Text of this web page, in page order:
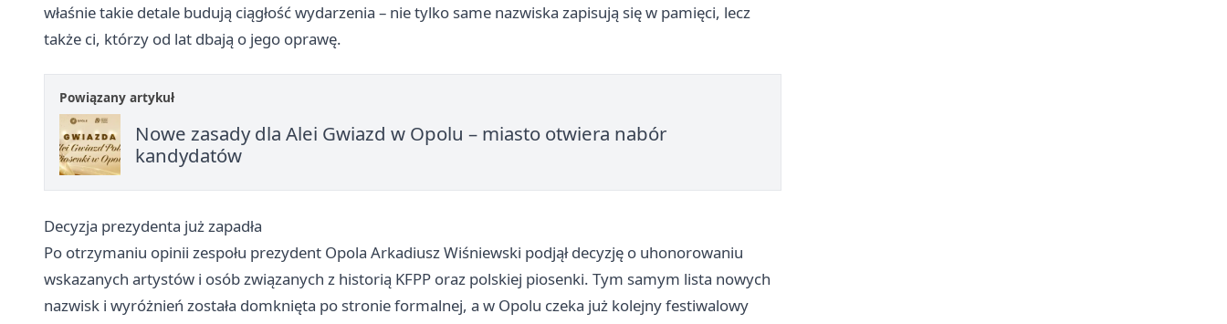
właśnie takie detale budują ciągłość wydarzenia – nie tylko same nazwiska zapisują się w pamięci, lecz
także ci, którzy od lat dbają o jego oprawę.
Powiązany artykuł
Nowe zasady dla Alei Gwiazd w Opolu – miasto otwiera nabór
kandydatów
Decyzja prezydenta już zapadła
Po otrzymaniu opinii zespołu prezydent Opola Arkadiusz Wiśniewski podjął decyzję o uhonorowaniu
wskazanych artystów i osób związanych z historią KFPP oraz polskiej piosenki. Tym samym lista nowych
nazwisk i wyróżnień została domknięta po stronie formalnej, a w Opolu czeka już kolejny festiwalowy